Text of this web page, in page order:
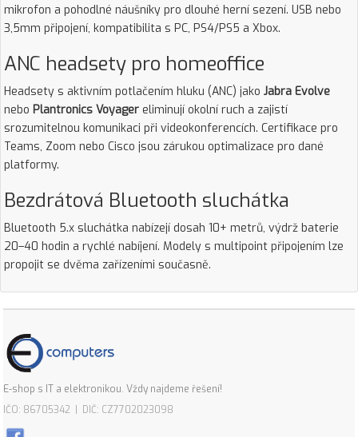
mikrofon a pohodlné náušníky pro dlouhé herní sezení. USB nebo
3,5mm připojení, kompatibilita s PC, PS4/PS5 a Xbox.
ANC headsety pro homeoffice
Headsety s aktivním potlačením hluku (ANC) jako Jabra Evolve
nebo Plantronics Voyager eliminují okolní ruch a zajistí
srozumitelnou komunikaci při videokonferencích. Certifikace pro
Teams, Zoom nebo Cisco jsou zárukou optimalizace pro dané
platformy.
Bezdrátová Bluetooth sluchátka
Bluetooth 5.x sluchátka nabízejí dosah 10+ metrů, výdrž baterie
20–40 hodin a rychlé nabíjení. Modely s multipoint připojením lze
propojit se dvěma zařízeními současně.
E-shop s IT a elektronikou. Vždy najdeme řešení!
IČO: 86705342 | DIČ: CZ7702023098